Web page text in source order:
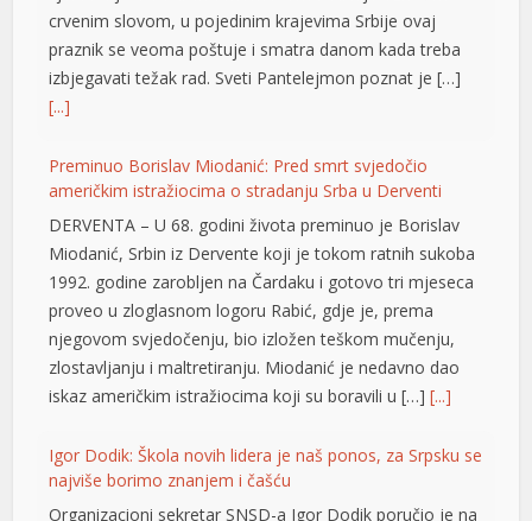
crvenim slovom, u pojedinim krajevima Srbije ovaj
praznik se veoma poštuje i smatra danom kada treba
izbjegavati težak rad. Sveti Pantelejmon poznat je […]
[...]
Preminuo Borislav Miodanić: Pred smrt svjedočio
američkim istražiocima o stradanju Srba u Derventi
DERVENTA – U 68. godini života preminuo je Borislav
Miodanić, Srbin iz Dervente koji je tokom ratnih sukoba
1992. godine zarobljen na Čardaku i gotovo tri mjeseca
proveo u zloglasnom logoru Rabić, gdje je, prema
njegovom svjedočenju, bio izložen teškom mučenju,
zlostavljanju i maltretiranju. Miodanić je nedavno dao
iskaz američkim istražiocima koji su boravili u […][...]
Igor Dodik: Škola novih lidera je naš ponos, za Srpsku se
najviše borimo znanjem i čašću
Organizacioni sekretar SNSD-a Igor Dodik poručio je na